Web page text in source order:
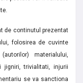
de continutul prezentat
folosirea de cuvinte
materialului,
jigniri, trivialitati, injurii
se va sanctiona